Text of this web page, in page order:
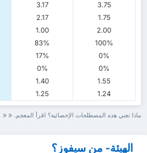
3.17
3.75
2.17
1.75
1.00
2.00
83%
100%
17%
0%
0%
0%
1.40
1.55
1.25 1.24
ماذا تعني هذه المصطلحات الإحصائية؟ اقرأ المعجم.
الهيئة- من سيفوز؟